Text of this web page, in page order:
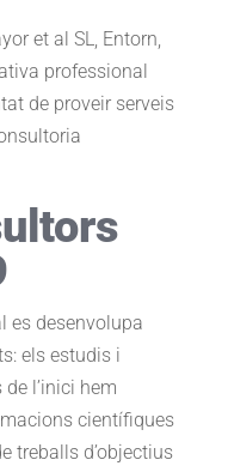
et al SL, Entorn,
professional
de proveir serveis
es desenvolupa
els estudis i
l’inici hem
científiques
treballs d’objectius